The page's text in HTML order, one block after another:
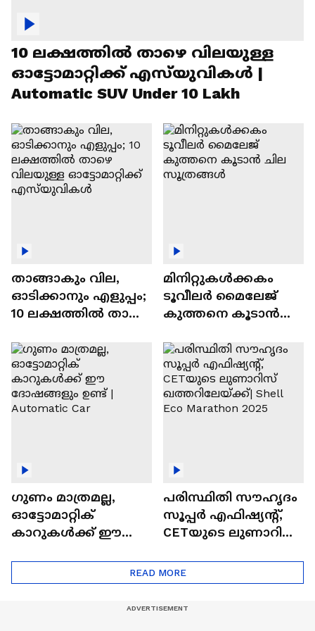
10 ലക്ഷത്തിൽ താഴെ വിലയുള്ള
ഓട്ടോമാറ്റിക്ക് എസ്‍യുവികൾ |
Automatic SUV Under 10 Lakh
താങ്ങാകും വില,
ഓടിക്കാനും എളുപ്പം;
10 ലക്ഷത്തിൽ താഴെ
ഓട്ടോമാറ്റിക്ക്
എസ്‍യുവികൾ
മിനിറ്റുകൾക്കകം
ടൂവീലർ മൈലേജ്
കുത്തനെ കൂടാൻ
ഗുണം മാത്രമല്ല,
ഓട്ടോമാറ്റിക്
കാറുകൾക്ക് ഈ
പരിസ്ഥിതി സൗഹൃദം
സൂപ്പർ എഫിഷ്യന്റ്,
CETയുടെ ലുണാറിസ്
Eco Marathon 2025
READ MORE